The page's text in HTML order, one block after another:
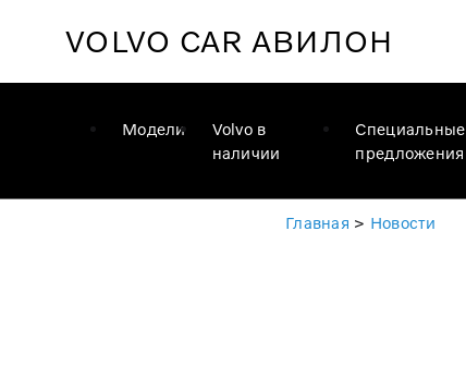
VOLVO CAR АВИЛОН
Модели
Volvo в
наличии
Специальные
предложения
Главная > Новости